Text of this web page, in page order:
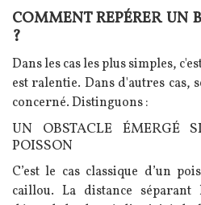
COMMENT REPÉRER UN
?
Dans les cas les plus simples,
est ralentie. Dans d'autres cas,
concerné. Distinguons :
UN OBSTACLE ÉMERGÉ
POISSON
C’est le cas classique d’un
caillou. La distance